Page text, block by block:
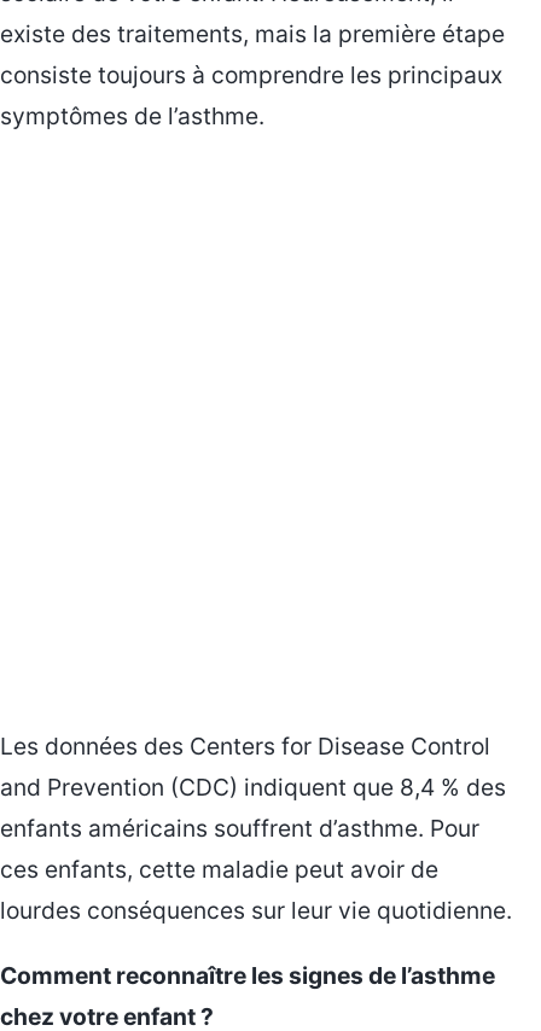
existe des traitements, mais la première étape
consiste toujours à comprendre les principaux
symptômes de l’asthme.
Les données des Centers for Disease Control
and Prevention (CDC) indiquent que 8,4 % des
enfants américains souffrent d’asthme. Pour
ces enfants, cette maladie peut avoir de
lourdes conséquences sur leur vie quotidienne.
Comment reconnaître les signes de l’asthme
chez votre enfant ?